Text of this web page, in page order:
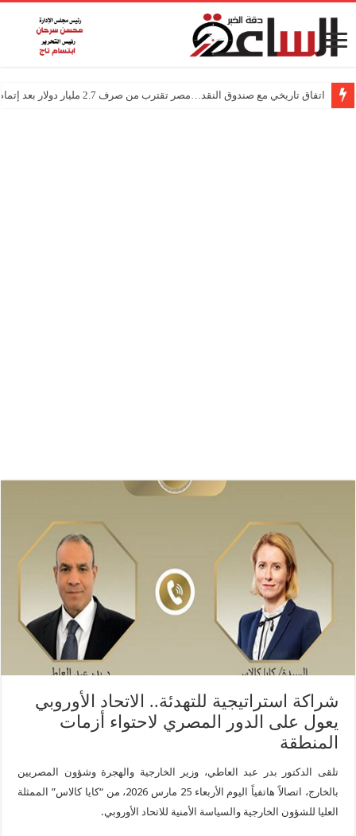
اتفاق تاريخي مع صندوق النقد…مصر تقترب من صرف 2.7 مليار دولار بعد إتمام المراجعتين
شراكة استراتيجية للتهدئة.. الاتحاد الأوروبي
يعول على الدور المصري لاحتواء أزمات
المنطقة
تلقى الدكتور بدر عبد العاطي، وزير الخارجية والهجرة وشؤون المصريين
بالخارج، اتصالاً هاتفياً اليوم الأربعاء 25 مارس 2026، من “كايا كالاس” الممثلة
العليا للشؤون الخارجية والسياسة الأمنية للاتحاد الأوروبي.